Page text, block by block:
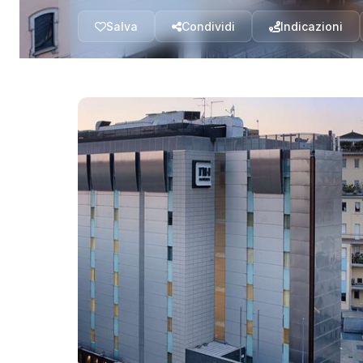
Salva Condividi Indicazioni